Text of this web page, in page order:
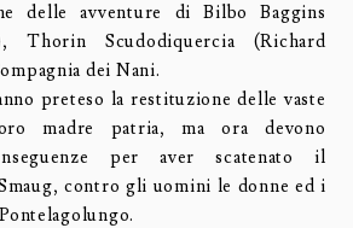
delle avventure di Bilbo Baggins
Thorin Scudodiquercia (Richard
dei Nani.
preteso la restituzione delle vaste
madre patria, ma ora devono
per aver scatenato il
contro gli uomini le donne ed i